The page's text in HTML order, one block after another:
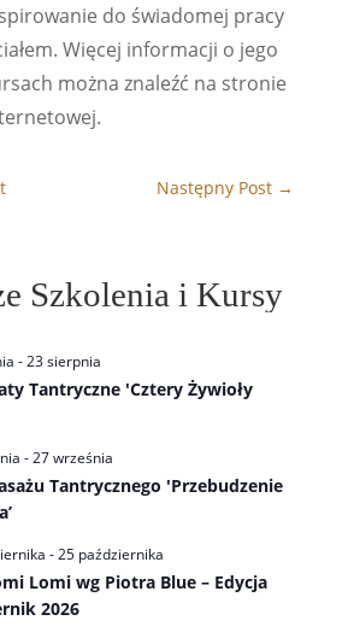
do świadomej pracy
Więcej informacji o jego
można znaleźć na stronie
Następny Post →
Szkolenia i Kursy
-23 sierpnia
Tantryczne 'Cztery Żywioły
-27 września
Tantrycznego 'Przebudzenie
-25 października
Lomi wg Piotra Blue – Edycja
2026